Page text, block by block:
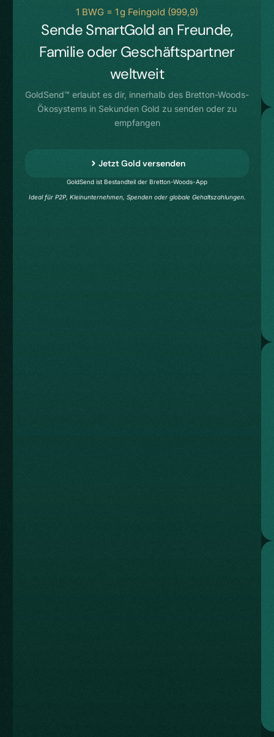
1 BWG = 1 g Feingold (999,9)
Sende SmartGold an Freunde,
Familie oder Geschäftspartner
weltweit
GoldSend™ erlaubt es dir, innerhalb des Bretton-Woods-
Ökosystems in Sekunden Gold zu senden oder zu
empfangen
Jetzt Gold versenden
GoldSend ist Bestandteil der Bretton-Woods-App
Ideal für P2P, Kleinunternehmen, Spenden oder globale Gehaltszahlungen.